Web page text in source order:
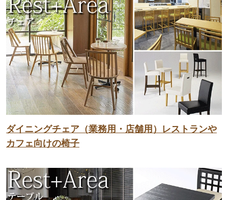
ダイニングチェア（業務用・店舗用）レストランや
カフェ向けの椅子